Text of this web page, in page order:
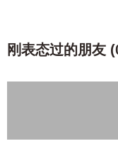
刚表态过的朋友 (